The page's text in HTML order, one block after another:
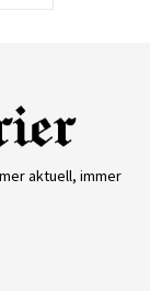
aktuell, immer